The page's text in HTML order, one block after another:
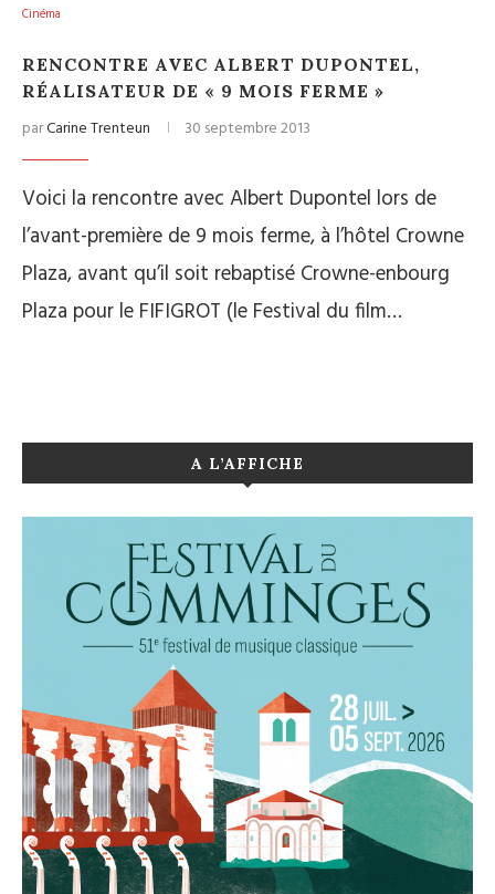
Cinéma
RENCONTRE AVEC ALBERT DUPONTEL,
RÉALISATEUR DE « 9 MOIS FERME »
parCarine Trenteun 30 septembre 2013
Voici la rencontre avec Albert Dupontel lors de
l’avant-première de 9 mois ferme, à l’hôtel Crowne
Plaza, avant qu’il soit rebaptisé Crowne-enbourg
Plaza pour le FIFIGROT (le Festival du film…
A L’AFFICHE